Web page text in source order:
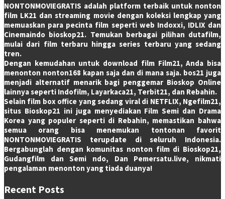
NONTONMOVIEGRATIS adalah platform terbaik untuk nonton
film LK21 dan streaming movie dengan koleksi lengkap yang
memuaskan para pecinta film seperti web Indoxxi, IDLIX dan
Cinemaindo bioskop21. Temukan berbagai pilihan dutafilm,
mulai dari film terbaru hingga series terbaru yang sedang
tren.
Dengan kemudahan untuk download film Film21, Anda bisa
menonton nonton168 kapan saja dan di mana saja. bos21 juga
menjadi alternatif menarik bagi penggemar Bioskop Online
lainnya seperti Indofilm, Layarkaca21, Terbit21, dan Rebahin.
Selain film box office yang sedang viral di NETFLIX, Ngefilm21,
situs Bioskop21 ini juga menyediakan Film Semi dan Drama
Korea yang populer seperti di Rebahin, memastikan bahwa
semua orang bisa menemukan tontonan favorit
NONTONMOVIEGRATIS terupdate di seluruh Indonesia.
Bergabunglah dengan komunitas nonton film di Bioskop21,
Gudangfilm dan Semi ndo, Dan Pemersatu.live, nikmati
pengalaman menonton yang tiada duanya!
Recent Posts